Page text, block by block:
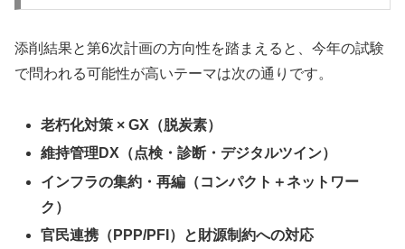
添削結果と第6次計画の方向性を踏まえると、今年の試験
で問われる可能性が高いテーマは次の通りです。
老朽化対策 × GX（脱炭素）
維持管理DX（点検・診断・デジタルツイン）
インフラの集約・再編（コンパクト＋ネットワー
ク）
官民連携（PPP/PFI）と財源制約への対応